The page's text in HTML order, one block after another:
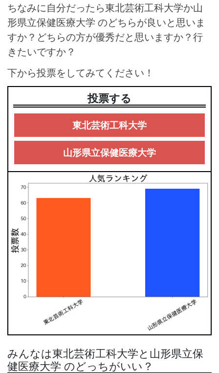
ちなみに自分だったら東北芸術工科大学か山
形県立保健医療大学 のどちらが良いと思いま
すか？どちらの方が優秀だと思いますか？行
きたいですか？
下から投票をしてみてください！
投票する
東北芸術工科大学
山形県立保健医療大学
みんなは東北芸術工科大学と山形県立保
健医療大学 のどっちがいい？